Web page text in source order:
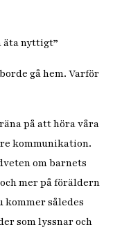
nyttigt”
gå hem. Varför
på att höra våra
kommunikation.
om barnets
mer på föräldern
kommer således
som lyssnar och